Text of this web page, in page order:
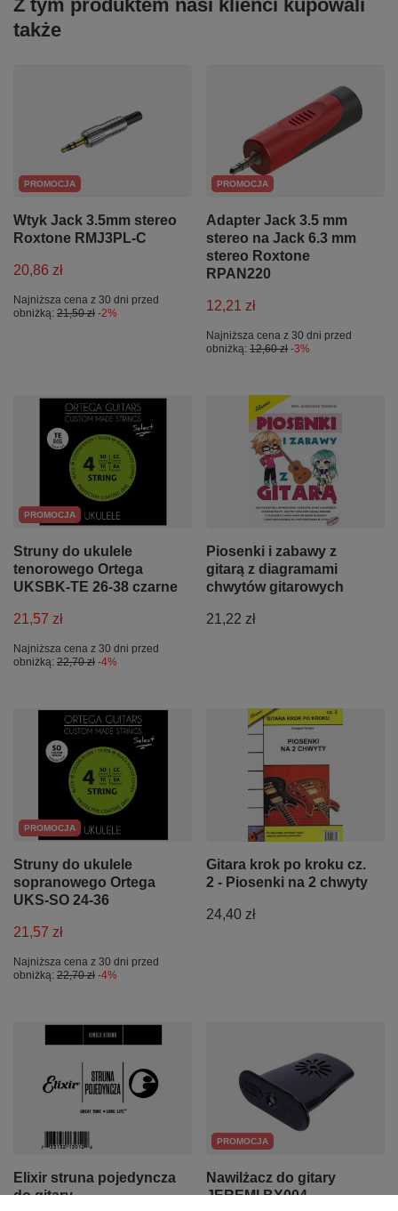
Z tym produktem nasi klienci kupowali
także
PROMOCJA
Wtyk Jack 3.5mm stereo
Roxtone RMJ3PL-C
20,86 zł
Najniższa cena z 30 dni przed
obniżką: 21,50 zł -2%
PROMOCJA
Adapter Jack 3.5 mm
stereo na Jack 6.3 mm
stereo Roxtone
RPAN220
12,21 zł
Najniższa cena z 30 dni przed
obniżką: 12,60 zł -3%
PROMOCJA
Struny do ukulele
tenorowego Ortega
UKSBK-TE 26-38 czarne
21,57 zł
Najniższa cena z 30 dni przed
obniżką: 22,70 zł -4%
Piosenki i zabawy z
gitarą z diagramami
chwytów gitarowych
21,22 zł
PROMOCJA
Struny do ukulele
sopranowego Ortega
UKS-SO 24-36
21,57 zł
Najniższa cena z 30 dni przed
obniżką: 22,70 zł -4%
Gitara krok po kroku cz.
2 - Piosenki na 2 chwyty
24,40 zł
Elixir struna pojedyncza
do gitary
PROMOCJA
Nawilżacz do gitary
JEREMI BX004